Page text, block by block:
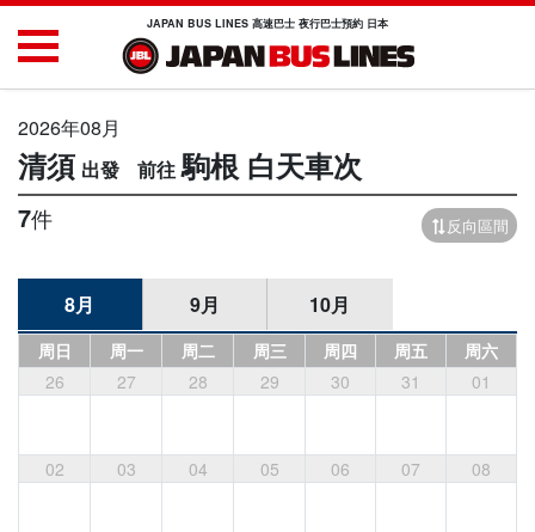
JAPAN BUS LINES 高速巴士 夜行巴士預約 日本
2026年08月
清須 駒根 白天車次
7件 反向區間
8月 9月 10月
周日 周一 周二 周三 周四 周五
周六
26
27 28 29 30 31 01
02 03 04 05 06 07 08